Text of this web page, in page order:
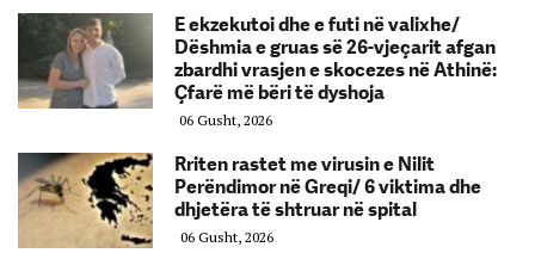
E ekzekutoi dhe e futi në valixhe/
Dëshmia e gruas së 26-vjeçarit afgan
zbardhi vrasjen e skocezes në Athinë:
Çfarë më bëri të dyshoja
06 Gusht, 2026
Rriten rastet me virusin e Nilit
Perëndimor në Greqi/ 6 viktima dhe
dhjetëra të shtruar në spital
06 Gusht, 2026